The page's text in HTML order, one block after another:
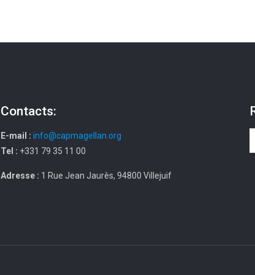
Contacts:
E-mail : info@capmagellan.org
Tel : +331 79 35 11 00
Adresse : 1 Rue Jean Jaurès, 94800 Villejuif